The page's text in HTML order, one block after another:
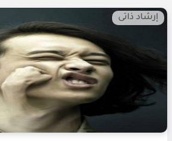
إرشاد ذاتى